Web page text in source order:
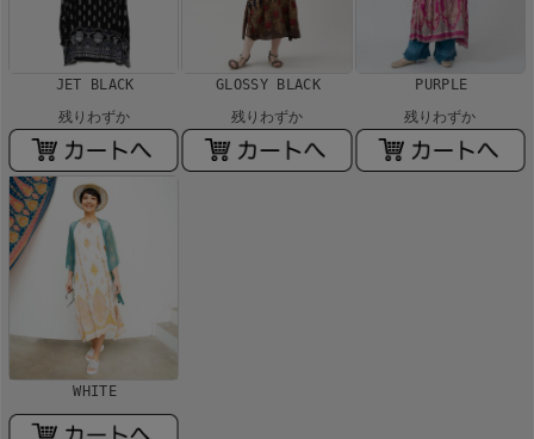
JET BLACK
残りわずか
GLOSSY BLACK
残りわずか
PURPLE
残りわずか
WHITE